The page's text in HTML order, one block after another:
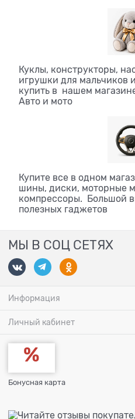
Куклы, конструкторы,
игрушки для мальчиков
купить в нашем
Авто и мото
Купите все в одном
шины, диски, моторные
компрессоры. Большой
полезных гаджетов
МЫ В СОЦ СЕТЯХ
Информация
Личный кабинет
Бонусная карта